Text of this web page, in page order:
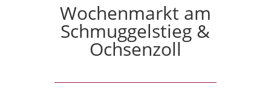
Wochenmarkt am
Schmuggelstieg &
Ochsenzoll